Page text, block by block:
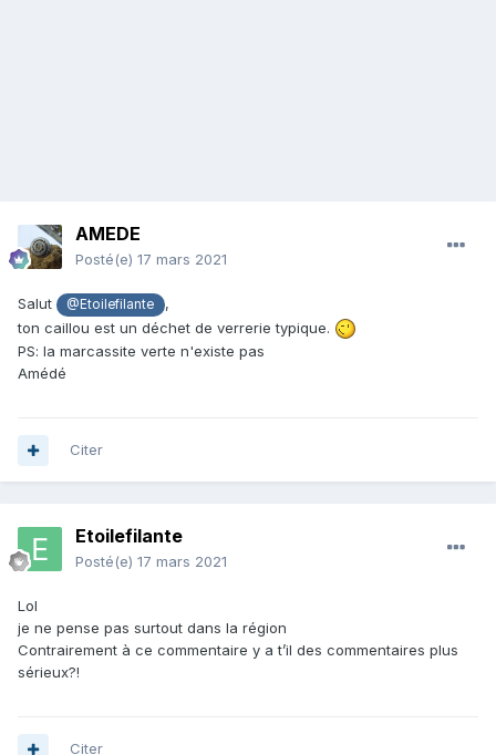
AMEDE
Posté(e) 17 mars 2021
Salut @Etoilefilante
,
ton caillou est un déchet de verrerie typique.
PS: la marcassite verte n'existe pas
Amédé
Citer
Etoilefilante
Posté(e) 17 mars 2021
Lol
je ne pense pas surtout dans la région
Contrairement à ce commentaire y a t’il des commentaires plus
sérieux?!
Citer